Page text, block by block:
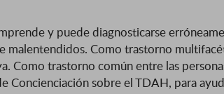
y puede diagnosticarse
malentendidos. Como trastorno
Como trastorno común entre las
Concienciación sobre el TDAH, para